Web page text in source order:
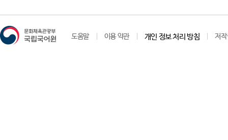
도움말 이용 약관 개인 정보 처리 방침 저